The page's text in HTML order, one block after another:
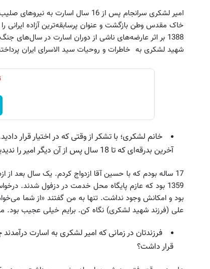
1388 بر اثر عارضه‌های ناشی از دوران اسارت در
شهید لشکری به خاطرات و روحیات سید الاسرای ایران
آخرین بدرقه‌ای که تا 18 سال پس از آن دیگر امیر را ندیدید چگونه بود؟
1359 بود که عازم پایگاه محل خدمت در دزفول شدند.
بود و امکانش وجود نداشت. تنها به من گفتند «از شما
علی (فرزند شهید لشکری) نگاه کن. برایم خیلی عجیب بود.
فرزندتان در زمانی که امیر لشکری به اسارت
قرار داشت؟
پت، تشویقی، اسباب‌بازی و لوازم
بهداشتی را با تخفیف تهیه کنید
مشاهده محصولات
به بزرگترین جشنواره
! | فقط ۲۵ میلیون !
رزرورایگان